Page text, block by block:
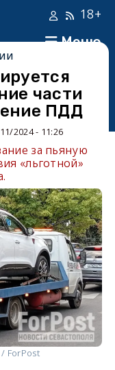
Меню
18+
части
ПДД
2024 - 11:26
за пьяную
«льготной»
ForPost